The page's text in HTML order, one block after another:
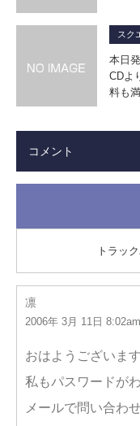
スク
本日
CDよ
料も
コメント
トラッ
凛
2006年 3月 11日 8:02am
おはようございます
私もパスワードが
メールで問い合わ